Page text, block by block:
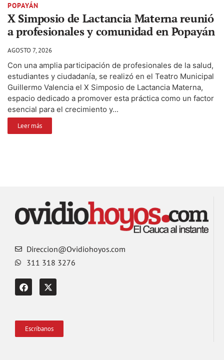
POPAYÁN
X Simposio de Lactancia Materna reunió
a profesionales y comunidad en Popayán
AGOSTO 7, 2026
Con una amplia participación de profesionales de la salud,
estudiantes y ciudadanía, se realizó en el Teatro Municipal
Guillermo Valencia el X Simposio de Lactancia Materna,
espacio dedicado a promover esta práctica como un factor
esencial para el crecimiento y...
Leer más
Direccion@Ovidiohoyos.com
311 318 3276
Escríbanos